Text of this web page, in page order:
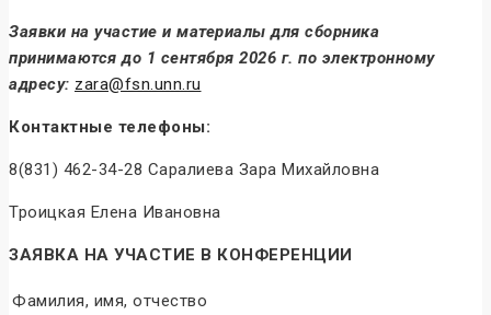
Заявки на участие и материалы для сборника
принимаются до 1 сентября 2026 г. по электронному
адресу: zara@fsn.unn.ru
Контактные телефоны:
8(831) 462-34-28 Саралиева Зара Михайловна
Троицкая Елена Ивановна
ЗАЯВКА НА УЧАСТИЕ В КОНФЕРЕНЦИИ
Фамилия, имя, отчество